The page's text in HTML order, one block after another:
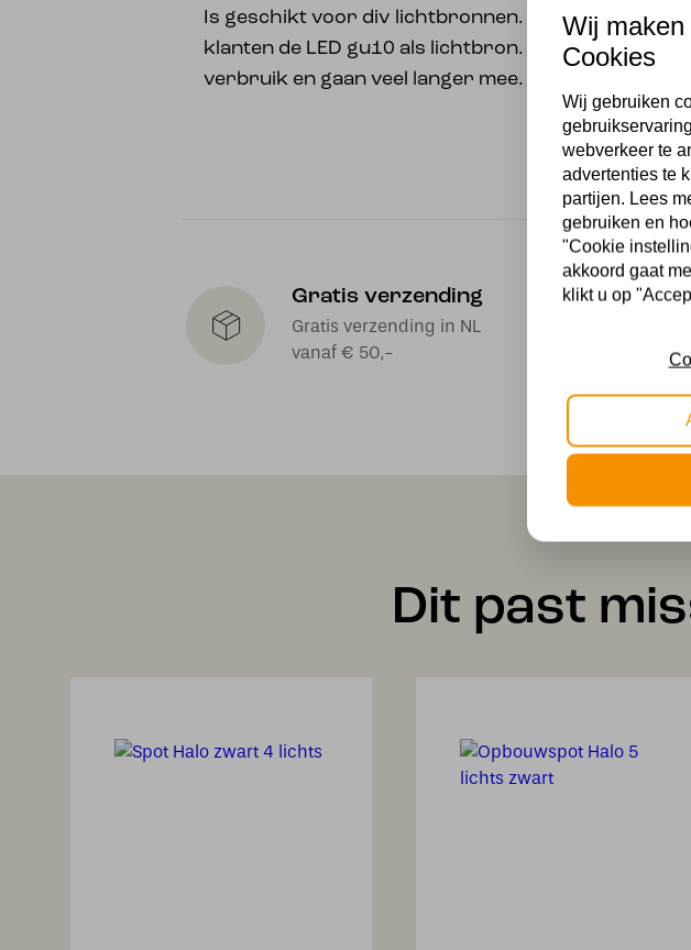
Is geschikt voor div lichtbronnen. Wij adviseren
klanten de LED gu10 als lichtbron. Deze zijn zuinig in
verbruik en gaan veel langer mee.
Gratis verzending
Gratis verzending in NL
vanaf € 50,-
Dit past
Wij
Cookies
Wij gebruiken
webverkeer te
advertenties te
partijen. Lees
gebruiken en
"Cookie
akkoord gaat
klikt u op